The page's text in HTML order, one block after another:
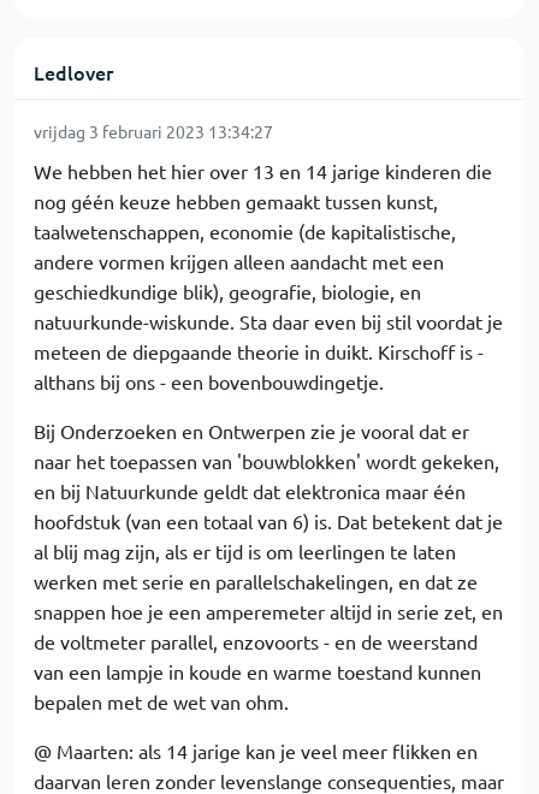
Ledlover
vrijdag 3 februari 2023 13:34:27
We hebben het hier over 13 en 14 jarige kinderen die
nog géén keuze hebben gemaakt tussen kunst,
taalwetenschappen, economie (de kapitalistische,
andere vormen krijgen alleen aandacht met een
geschiedkundige blik), geografie, biologie, en
natuurkunde-wiskunde. Sta daar even bij stil voordat je
meteen de diepgaande theorie in duikt. Kirschoff is -
althans bij ons - een bovenbouwdingetje.
Bij Onderzoeken en Ontwerpen zie je vooral dat er
naar het toepassen van 'bouwblokken' wordt gekeken,
en bij Natuurkunde geldt dat elektronica maar één
hoofdstuk (van een totaal van 6) is. Dat betekent dat je
al blij mag zijn, als er tijd is om leerlingen te laten
werken met serie en parallelschakelingen, en dat ze
snappen hoe je een amperemeter altijd in serie zet, en
de voltmeter parallel, enzovoorts - en de weerstand
van een lampje in koude en warme toestand kunnen
bepalen met de wet van ohm.
@ Maarten: als 14 jarige kan je veel meer flikken en
daarvan leren zonder levenslange consequenties, maar